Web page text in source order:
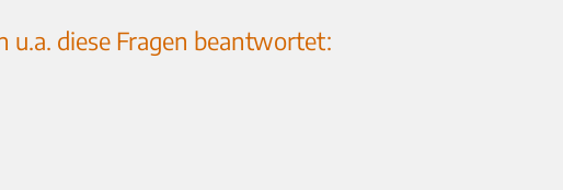
diese Fragen beantwortet: